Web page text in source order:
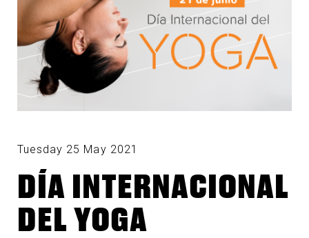
Tuesday 25 May 2021
DÍA INTERNACIONAL
DEL YOGA